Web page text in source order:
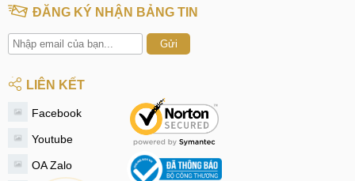
ĐĂNG KÝ NHẬN BẢNG TIN
Gửi
LIÊN KẾT
Facebook
Youtube
OA Zalo